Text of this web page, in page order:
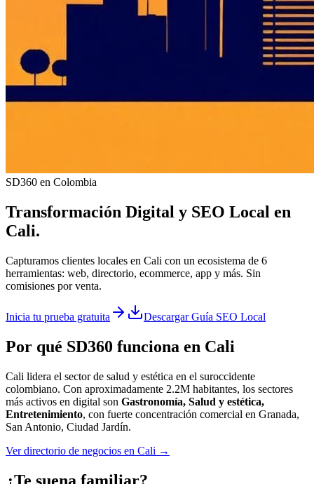
SD360 en Colombia
Transformación Digital y SEO Local en
Cali.
Capturamos clientes locales en Cali con un ecosistema de 6
herramientas: web, directorio, ecommerce, app y más. Sin
comisiones por venta.
Inicia tu prueba gratuita Descargar Guía SEO Local
Por qué SD360 funciona en Cali
Cali lidera el sector de salud y estética en el suroccidente
colombiano. Con aproximadamente 2.2M habitantes, los sectores
más activos en digital son Gastronomía, Salud y estética,
Entretenimiento, con fuerte concentración comercial en Granada,
San Antonio, Ciudad Jardín.
Ver directorio de negocios en Cali →